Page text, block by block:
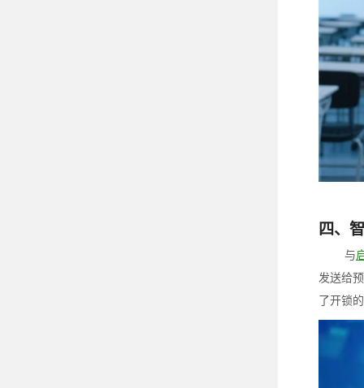
四、
与
发送给
了开锁